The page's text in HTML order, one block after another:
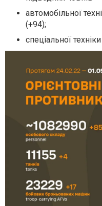
автомобільної
(+94);
спеціальної